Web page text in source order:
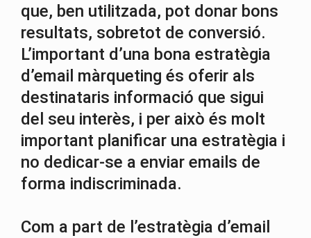
que, ben utilitzada, pot donar bons
resultats, sobretot de conversió.
L’important d’una bona estratègia
d’email màrqueting és oferir als
destinataris informació que sigui
del seu interès, i per això és molt
important planificar una estratègia i
no dedicar-se a enviar emails de
forma indiscriminada.
Com a part de l’estratègia d’email